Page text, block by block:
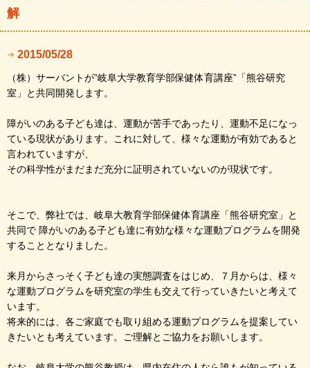
解
2015/05/28
（株）サーバントが”岐阜大学教育学部保健体育講座”「熊谷研究
室」と共同開発します。
障がいのある子ども達は、運動が苦手であったり、運動不足になっ
ている現状があります。これに対して、様々な運動が有効であると
言われていますが、
その科学性がまだまだ充分に証明されていないのが現状です。
そこで、弊社では、岐阜大教育学部保健体育講座「熊谷研究室」と
共同で 障がいのある子ども達に有効な様々な運動プログラムを開発
することとなりました。
来月からさっそく子ども達の実態調査をはじめ、７月からは、様々
な運動プログラムを研究室の学生も交えて行っていきたいと考えて
います。
将来的には、各ご家庭でも取り組める運動プログラムを提案してい
きたいとも考えています。ご理解とご協力をお願いします。